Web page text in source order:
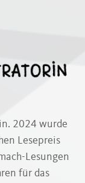
2024 wurde
Lesepreis
Lesungen
für das